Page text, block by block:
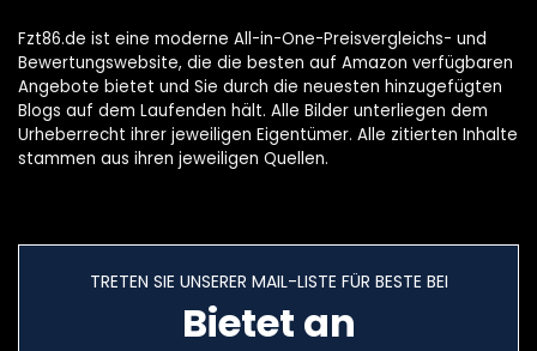
Fzt86.de ist eine moderne All-in-One-Preisvergleichs- und
Bewertungswebsite, die die besten auf Amazon verfügbaren
Angebote bietet und Sie durch die neuesten hinzugefügten
Blogs auf dem Laufenden hält. Alle Bilder unterliegen dem
Urheberrecht ihrer jeweiligen Eigentümer. Alle zitierten Inhalte
stammen aus ihren jeweiligen Quellen.
TRETEN SIE UNSERER MAIL-LISTE FÜR BESTE BEI
Bietet an